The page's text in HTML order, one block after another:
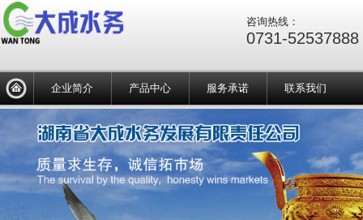
咨询热线：
0731-52537888
企业简介 产品中心 服务承诺 联系我们